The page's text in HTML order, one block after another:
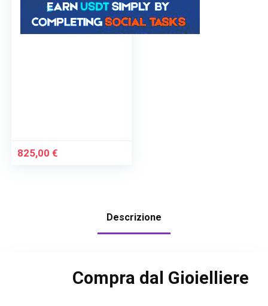
825,00€
Descrizione
Compra dal Gioielliere